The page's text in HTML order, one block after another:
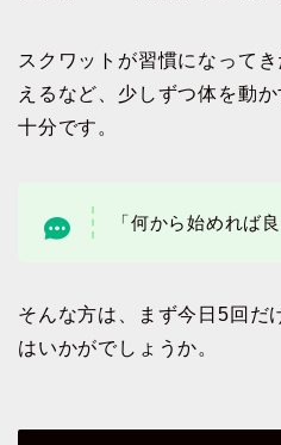
スクワットが習慣になって
えるなど、少しずつ体を動
十分です。
「何から始めれば
そんな方は、まず今日5回だ
はいかがでしょうか。